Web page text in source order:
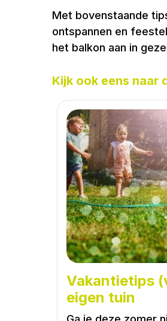
Met bovenstaande
ontspannen en
het balkon aan in
Kijk ook eens naar
Vakantietips
eigen tuin